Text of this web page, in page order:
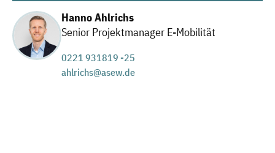
Hanno Ahlrichs
Senior Projektmanager E-Mobilität
0221 931819 -25
ahlrichs@asew.de